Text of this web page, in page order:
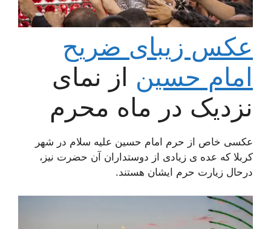
عکس زیبای ضریح
امام حسین از نمای
نزدیک در ماه محرم
عکسی خاص از حرم امام حسین علیه سلام در شهر
کربلا که عده ی زیادی از دوستداران آن حضرت نیز،
درحال زیارت حرم ایشان هستند.